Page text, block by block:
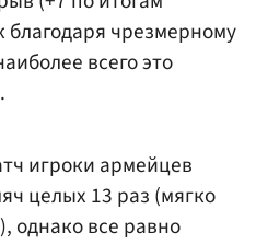
чрезмерному
всего это
игроки армейцев
целых 13 раз (мягко
однако все равно